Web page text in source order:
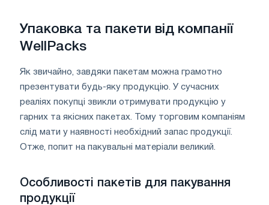
Упаковка та пакети від компанії
WellPacks
Як звичайно, завдяки пакетам можна грамотно
презентувати будь-яку продукцію. У сучасних
реаліях покупці звикли отримувати продукцію у
гарних та якісних пакетах. Тому торговим компаніям
слід мати у наявності необхідний запас продукції.
Отже, попит на пакувальні матеріали великий.
Особливості пакетів для пакування
продукції